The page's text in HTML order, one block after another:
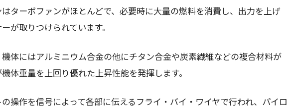
ターボファンがほとんどで、必要時に大量の燃料を消費し、出力を上げ
が取りつけられています。
体にはアルミニウム合金の他にチタン合金や炭素繊維などの複合材料が
体重量を上回り優れた上昇性能を発揮します。
操作を信号によって各部に伝えるフライ・バイ・ワイヤで行われ、パイロ